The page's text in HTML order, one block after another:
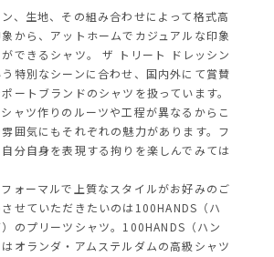
、生地、その組み合わせによって格式高
から、アットホームでカジュアルな印象
できるシャツ。 ザ トリート ドレッシン
特別なシーンに合わせ、国内外にて賞賛
ートブランドのシャツを扱っています。
ャツ作りのルーツや工程が異なるからこ
囲気にもそれぞれの魅力があります。フ
分自身を表現する拘りを楽しんでみては
ォーマルで上質なスタイルがお好みのご
せていただきたいのは100HANDS（ハ
のプリーツシャツ。100HANDS（ハン
オランダ・アムステルダムの高級シャツ